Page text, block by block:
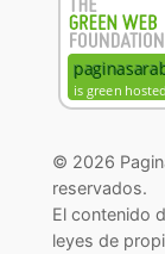
© 2026
reservados.
El contenido
leyes de